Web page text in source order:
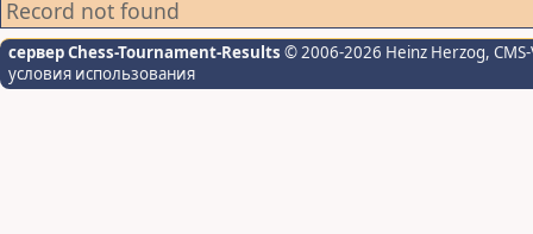
Record not found
сервер Chess-Tournament-Results © 2006-2026 Heinz Herzog,
условия использования